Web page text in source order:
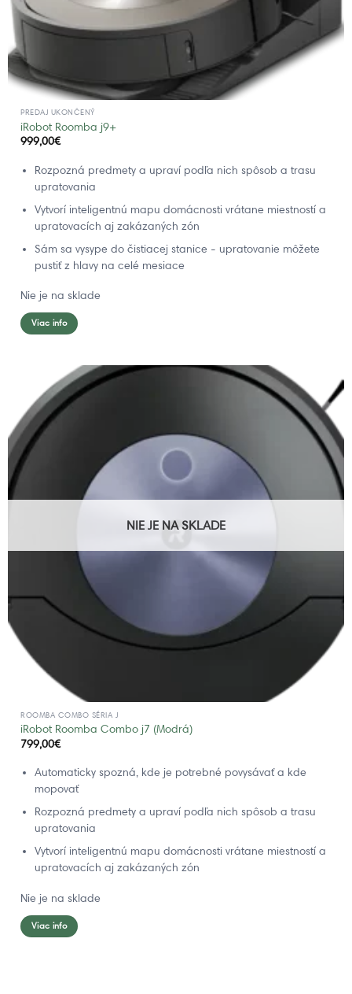
PREDAJ UKONČENÝ
iRobot Roomba j9+
999,00€
Rozpozná predmety a upraví podľa nich spôsob a trasu
upratovania
Vytvorí inteligentnú mapu domácnosti vrátane miestností a
upratovacích aj zakázaných zón
Sám sa vysype do čistiacej stanice - upratovanie môžete
pustiť z hlavy na celé mesiace
Nie je na sklade
Viac info
NIE JE NA SKLADE
ROOMBA COMBO SÉRIA J
iRobot Roomba Combo j7 (Modrá)
799,00€
Automaticky spozná, kde je potrebné povysávať a kde
mopovať
Rozpozná predmety a upraví podľa nich spôsob a trasu
upratovania
Vytvorí inteligentnú mapu domácnosti vrátane miestností a
upratovacích aj zakázaných zón
Nie je na sklade
Viac info